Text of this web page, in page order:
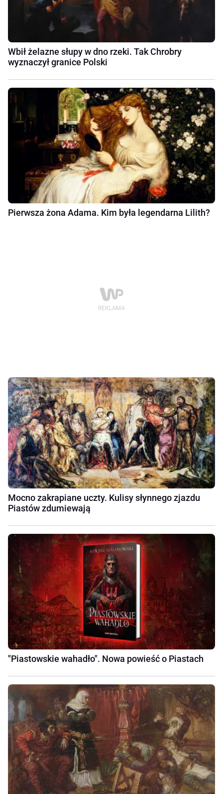
Wbił żelazne słupy w dno rzeki. Tak Chrobry
wyznaczył granice Polski
Pierwsza żona Adama. Kim była legendarna Lilith?
Mocno zakrapiane uczty. Kulisy słynnego zjazdu
Piastów zdumiewają
"Piastowskie wahadło". Nowa powieść o Piastach